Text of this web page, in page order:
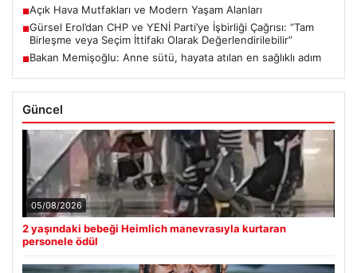
■Açık Hava Mutfakları ve Modern Yaşam Alanları
■Gürsel Erol’dan CHP ve YENİ Parti’ye İşbirliği Çağrısı: “Tam
Birleşme veya Seçim İttifakı Olarak Değerlendirilebilir”
■Bakan Memişoğlu: Anne sütü, hayata atılan en sağlıklı adım
Güncel
05/08/2026
2 yaşındaki bebeği Heimlich manevrasıyla kurtaran
personele ödül